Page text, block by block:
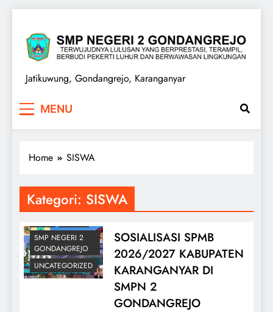
content
SMPN 2 GONDANGREJO
Jatikuwung, Gondangrejo, Karanganyar
MENU
Home SISWA
Kategori: SISWA
BELAJAR ONLINE
INFORMASI
LAYANAN PUBLIK
PENGUMUMAN
SMP NEGERI 2
GONDANGREJO
UNCATEGORIZED
SOSIALISASI SPMB
2026/2027 KABUPATEN
KARANGANYAR DI
SMPN 2
GONDANGREJO